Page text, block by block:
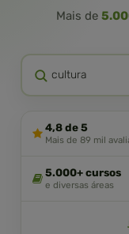
Mais de
4,8 de 5
Mais de 89 mil
5.000+ cursos
e diversas áreas